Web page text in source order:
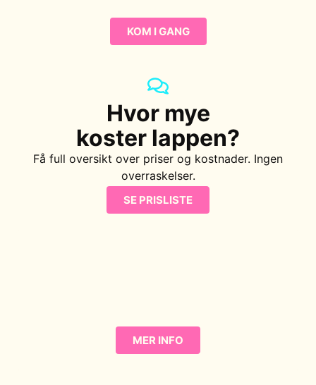
KOM I GANG
Hvor mye
koster lappen?
Få full oversikt over priser og kostnader. Ingen
overraskelser.
SE PRISLISTE
MER INFO